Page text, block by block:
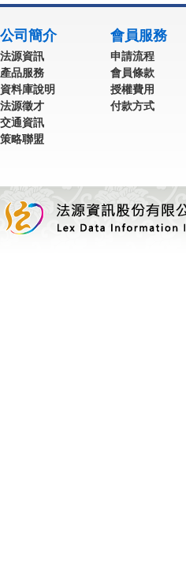
公司簡介
法源資訊
產品服務
資料庫說明
法源徵才
交通資訊
策略聯盟
會員服務
申請流程
會員條款
授權費用
付款方式